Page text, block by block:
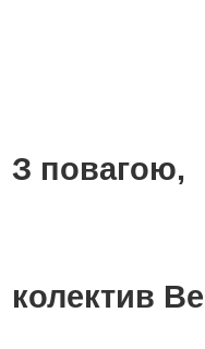
З повагою,
колектив